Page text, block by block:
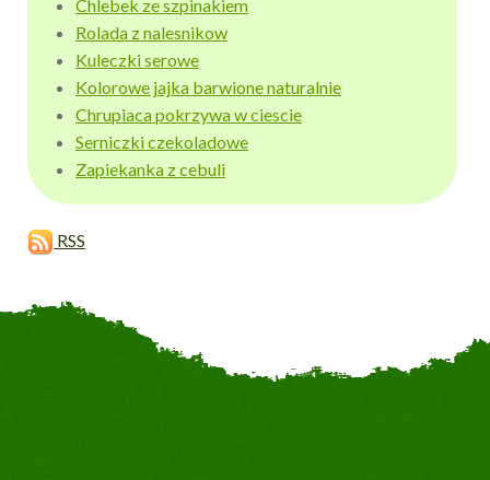
Chlebek ze szpinakiem
Rolada z nalesnikow
Kuleczki serowe
Kolorowe jajka barwione naturalnie
Chrupiaca pokrzywa w ciescie
Serniczki czekoladowe
Zapiekanka z cebuli
RSS